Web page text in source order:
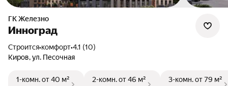
ГК Железно
Инноград
Строится•комфорт•4.1 (10)
Киров, ул. Песочная
1-комн.от 40 м²
2-комн.от 46 м²
3-комн.от 79 м²